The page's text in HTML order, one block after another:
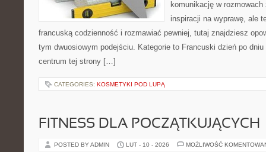
komunikację w
inspiracji na wyprawę, ale
francuską codzienność i rozmawiać pewniej, tutaj znajdziesz
tym dwuosiowym podejściu. Kategorie to Francuski dzień po
centrum tej strony […]
CATEGORIES: KOSMETYKI POD LUPĄ
FITNESS DLA POCZĄTKUJĄCYCH
POSTED BY ADMIN LUT - 10 - 2026 MOŻLIWOŚĆ